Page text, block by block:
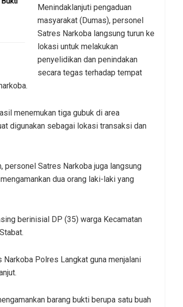
Menindaklanjuti pengaduan
masyarakat (Dumas), personel
Satres Narkoba langsung turun ke
lokasi untuk melakukan
penyelidikan dan penindakan
secara tegas terhadap tempat
menemukan tiga gubuk di area
digunakan sebagai lokasi transaksi dan
personel Satres Narkoba juga langsung
dua orang laki-laki yang
berinisial DP (35) warga Kecamatan
Polres Langkat guna menjalani
barang bukti berupa satu buah